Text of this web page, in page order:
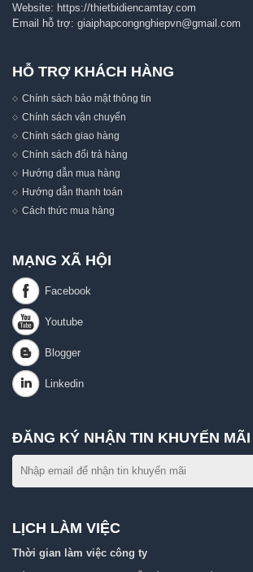
Website: https://thietbidiencamtay.com
Email hỗ trợ: giaiphapcongnghiepvn@gmail.com
HỖ TRỢ KHÁCH HÀNG
Chính sách bảo mật thông tin
Chính sách vận chuyển
Chính sách giao hàng
Chính sách đổi trả hàng
Hướng dẫn mua hàng
Hướng dẫn thanh toán
Cách thức mua hàng
MẠNG XÃ HỘI
ĐĂNG KÝ NHẬN TIN KHUYẾN MÃI
LỊCH LÀM VIỆC
Thời gian làm việc công ty